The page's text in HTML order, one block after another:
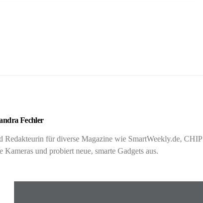
Fechler
für diverse Magazine wie SmartWeekly.de, CHIP
und probiert neue, smarte Gadgets aus.